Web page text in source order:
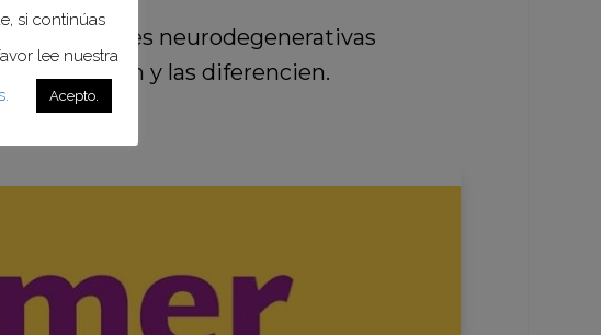
neurodegenerativas
abarquen y las diferencien.
si continúas
lee nuestra
Acepto.